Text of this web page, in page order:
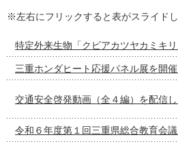
※左右にフリックすると表がスライドし
特定外来生物「クビアカツヤカミキ
三重ホンダヒート応援パネル展を開
交通安全啓発動画（全４編）を配信
令和６年度第１回三重県総合教育会